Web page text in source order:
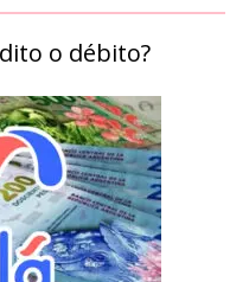
o débito?